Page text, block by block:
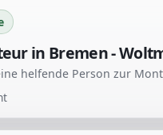
in Bremen -